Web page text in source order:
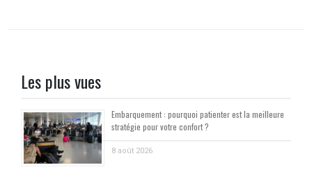
Les plus vues
Embarquement : pourquoi patienter est la meilleure
stratégie pour votre confort ?
8 août 2026